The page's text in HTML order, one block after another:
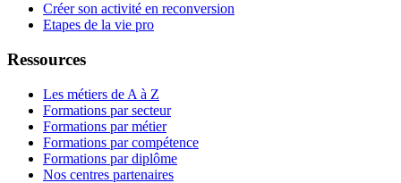
Créer son activité en reconversion
Etapes de la vie pro
Ressources
Les métiers de A à Z
Formations par secteur
Formations par métier
Formations par compétence
Formations par diplôme
Nos centres partenaires